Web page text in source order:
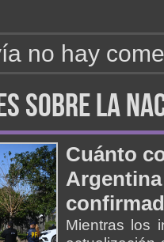
no hay
sobre la
Cuánto
Mientras los